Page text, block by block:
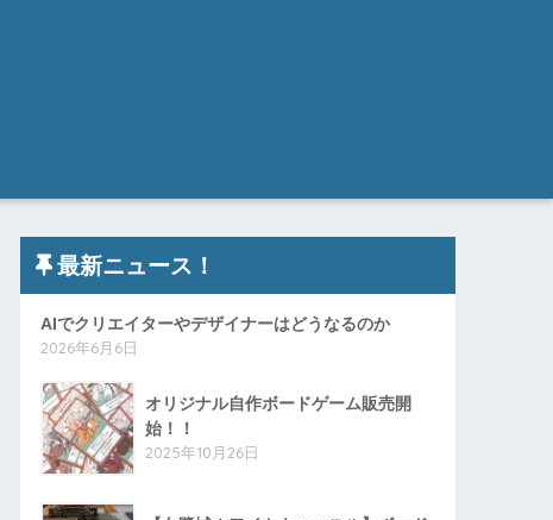
最新ニュース！
AIでクリエイターやデザイナーはどうなるのか
2026年6月6日
オリジナル自作ボードゲーム販売開
始！！
2025年10月26日